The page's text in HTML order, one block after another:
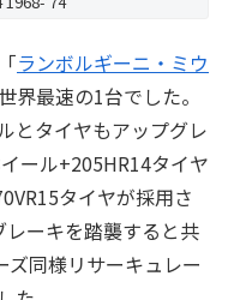
ランボルギーニ・ミウ
界最速の1台でした。
とタイヤもアップグレ
ール+205HR14タイヤ
タイヤが採用さ
ーキを踏襲すると共
ズ同様リサーキュレー